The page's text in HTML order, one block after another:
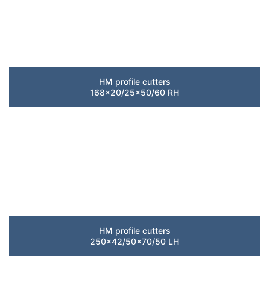
HM profile cutters
168×20/25×50/60 RH
HM profile cutters
250×42/50×70/50 LH